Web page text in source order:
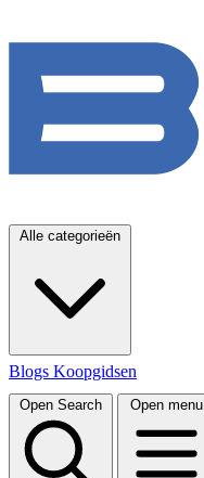
Alle categorieën
Blogs Koopgidsen
Open Search Open menu